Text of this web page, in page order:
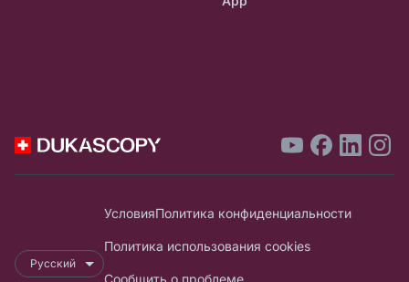
Русский
УсловияПолитика конфиденциальности
Политика использования cookies
Сообщить о проблеме